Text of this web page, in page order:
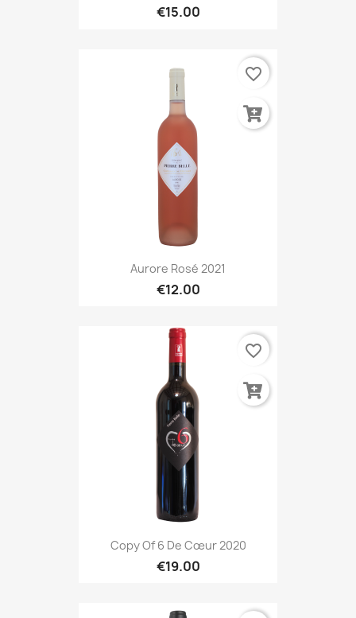
€15.00
Aurore Rosé 2021
€12.00
favorite_border
Copy Of 6 De Cœur 2020
€19.00
favorite_border